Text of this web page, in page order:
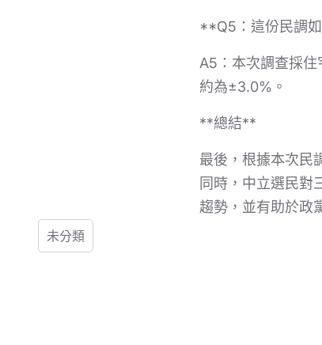
**Q5：這份民調
A5：本次調查採
約為±3.0%。
**總結**
最後，根據本次民
同時，中立選民對
趨勢，並有助於政
未分類